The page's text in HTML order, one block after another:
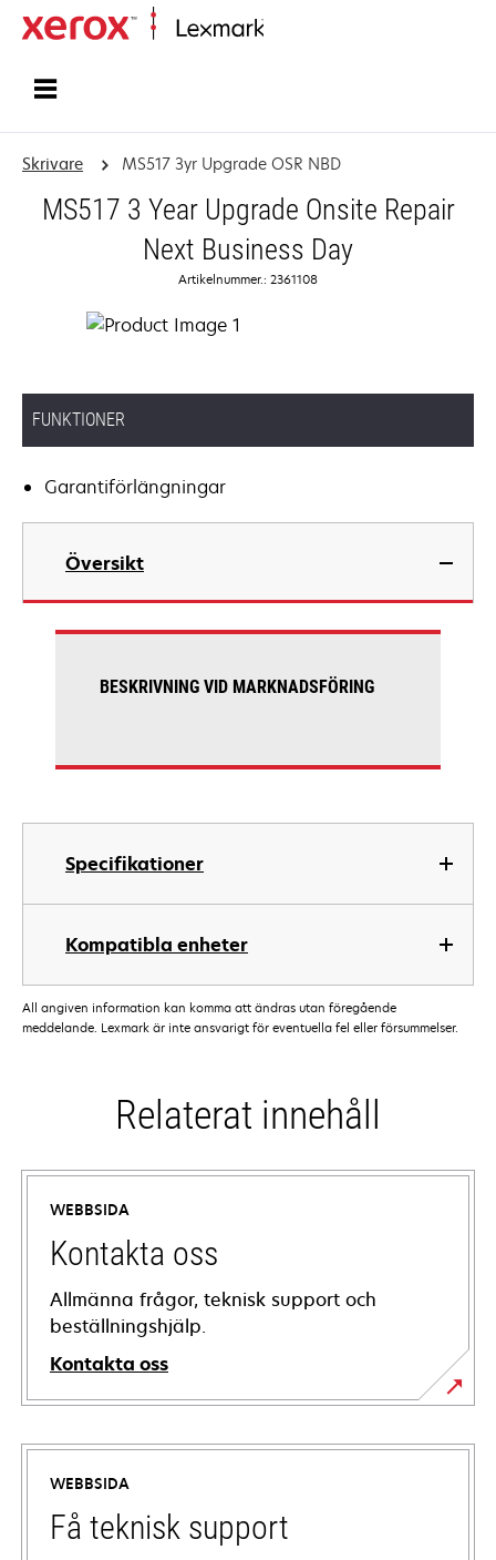
Skrivare MS517 3yr Upgrade OSR NBD
MS517 3 Year Upgrade Onsite Repair
Next Business Day
Artikelnummer.: 2361108
FUNKTIONER
Garantiförlängningar
Översikt
Specifikationer
Kompatibla enheter
BESKRIVNING VID MARKNADSFÖRING
All angiven information kan komma att ändras utan föregående
meddelande. Lexmark är inte ansvarigt för eventuella fel eller försummelser.
Relaterat innehåll
WEBBSIDA
Kontakta oss
Allmänna frågor, teknisk support och
beställningshjälp.
Kontakta oss
WEBBSIDA
Få teknisk support